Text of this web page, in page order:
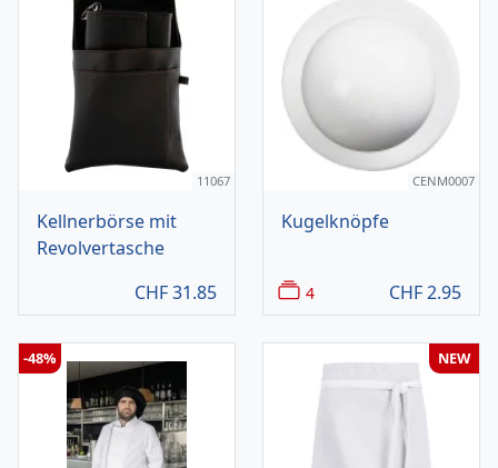
11067
Kellnerbörse mit
Revolvertasche
CHF31.85
CENM0007
Kugelknöpfe
4 CHF2.95
-48% NEW